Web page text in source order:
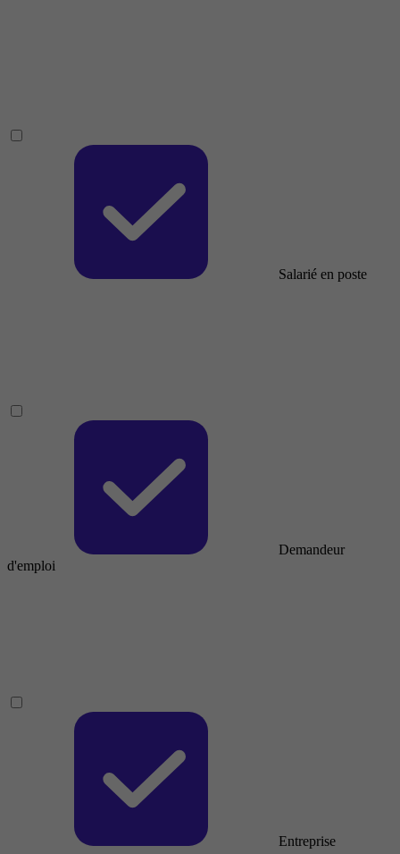
Salarié en poste
Demandeur
d'emploi
Entreprise